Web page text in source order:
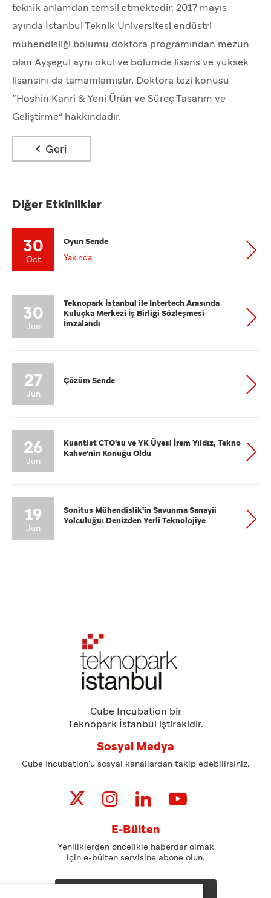
teknik anlamdan temsil etmektedir. 2017 mayıs
ayında İstanbul Teknik Üniversitesi endüstri
mühendisliği bölümü doktora programından mezun
olan Ayşegül aynı okul ve bölümde lisans ve yüksek
lisansını da tamamlamıştır. Doktora tezi konusu
“Hoshin Kanri & Yeni Ürün ve Süreç Tasarım ve
Geliştirme” hakkındadır.
Geri
Diğer Etkinlikler
30
Oct
Oyun Sende
Yakında
30
Jun
Teknopark İstanbul ile Intertech Arasında
Kuluçka Merkezi İş Birliği Sözleşmesi
İmzalandı
27
Jun
Çözüm Sende
26
Jun
Kuantist CTO'su ve YK Üyesi İrem Yıldız, Tekno
Kahve'nin Konuğu Oldu
19
Jun
Sonitus Mühendislik'in Savunma Sanayii
Yolculuğu: Denizden Yerli Teknolojiye
Cube Incubation bir
Teknopark İstanbul iştirakidir.
Sosyal Medya
Cube Incubation'u sosyal kanallardan takip edebilirsiniz.
E-Bülten
Yeniliklerden öncelikle haberdar olmak
için e-bülten servisine abone olun.